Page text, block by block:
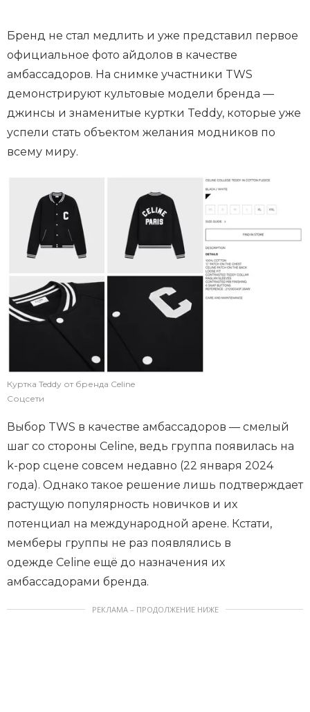
Бренд не стал медлить и уже представил первое
официальное фото айдолов в качестве
амбассадоров. На снимке участники TWS
демонстрируют культовые модели бренда —
джинсы и знаменитые куртки Teddy, которые уже
успели стать объектом желания модников по
всему миру.
Куртка Teddy от бренда Celine
Соцсети
Выбор TWS в качестве амбассадоров — смелый
шаг со стороны Celine, ведь группа появилась на
k-pop сцене совсем недавно (22 января 2024
года). Однако такое решение лишь подтверждает
растущую популярность новичков и их
потенциал на международной арене. Кстати,
мемберы группы не раз появлялись в
одежде Celine ещё до назначения их
амбассадорами бренда.
РЕКЛАМА – ПРОДОЛЖЕНИЕ НИЖЕ